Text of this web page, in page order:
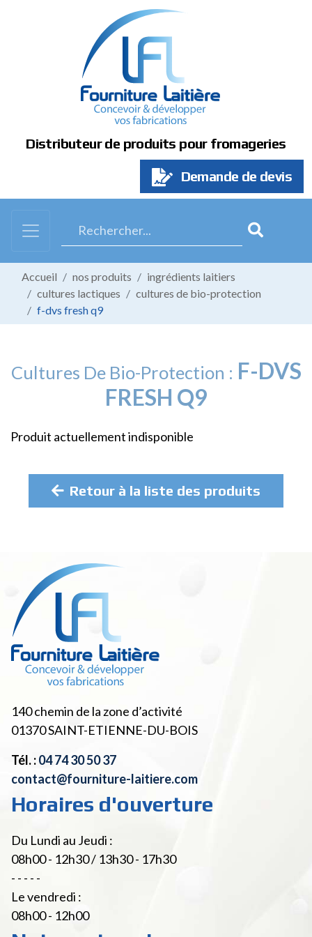
Distributeur de produits pour fromageries
Demande de devis
Accueil nos produits
ingrédients laitiers
cultures lactiques
cultures de bio-protection
f-dvs fresh q9
Cultures De Bio-Protection : F-DVS
FRESH Q9
Produit actuellement indisponible
Retour à la liste des produits
140 chemin de la zone d’activité
01370SAINT-ETIENNE-DU-BOIS
Tél. :04 74 30 50 37
contact@fourniture-laitiere.com
Horaires d'ouverture
Du Lundi au Jeudi :
08h00 - 12h30 / 13h30 - 17h30
- - - - -
Le vendredi :
08h00 - 12h00
Panneau de gestion des cookies